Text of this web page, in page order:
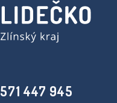
571 447 945